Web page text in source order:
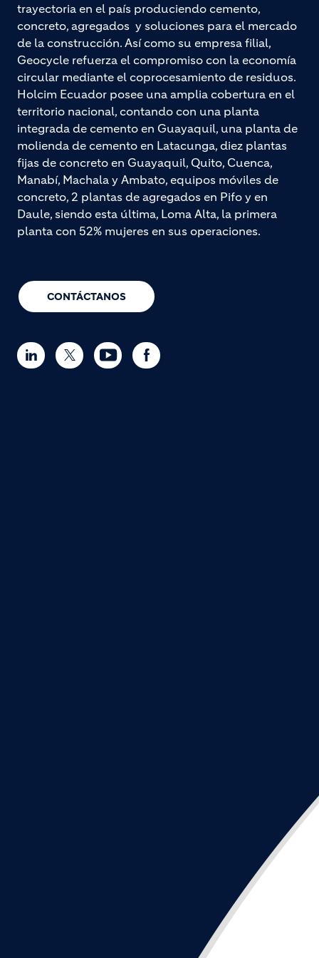
CONTÁCTANOS
trayectoria en el país produciendo cemento,
concreto, agregados y soluciones para el mercado
de la construcción. Así como su empresa filial,
Geocycle refuerza el compromiso con la economía
circular mediante el coprocesamiento de residuos.
Holcim Ecuador posee una amplia cobertura en el
territorio nacional, contando con una planta
integrada de cemento en Guayaquil, una planta de
molienda de cemento en Latacunga, diez plantas
fijas de concreto en Guayaquil, Quito, Cuenca,
Manabí, Machala y Ambato, equipos móviles de
concreto, 2 plantas de agregados en Pifo y en
Daule, siendo esta última, Loma Alta, la primera
planta con 52% mujeres en sus operaciones.